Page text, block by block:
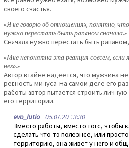
своего счастья.
«Я не говорю об отношениях, понятно,
нужно перестать быть рапаном сначала.»
Сначала нужно перестать быть
«Мне непонятна эта реакция совсем,
него.»
Автор втайне надеется, что мужчина
ревность минуса. На самом деле его
работы автор пытается строить
его территории.
evo_lutio05.07.20 13:30
Вместо работы, вместо того, чтобы
сделать что-то полезное, или
территорию, она живет у него и